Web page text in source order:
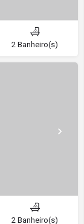
2 Banheiro(s)
2 Banheiro(s)